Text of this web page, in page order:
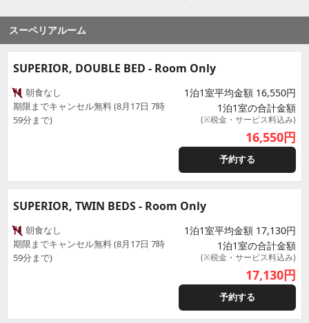
スーペリアルーム
SUPERIOR, DOUBLE BED - Room Only
朝食なし
期限までキャンセル無料 (8月17日 7時
59分まで)
1泊1室平均金額 16,550円
1泊1室の合計金額
(※税金・サービス料込み)
16,550円
予約する
SUPERIOR, TWIN BEDS - Room Only
朝食なし
期限までキャンセル無料 (8月17日 7時
59分まで)
1泊1室平均金額 17,130円
1泊1室の合計金額
(※税金・サービス料込み)
17,130円
予約する